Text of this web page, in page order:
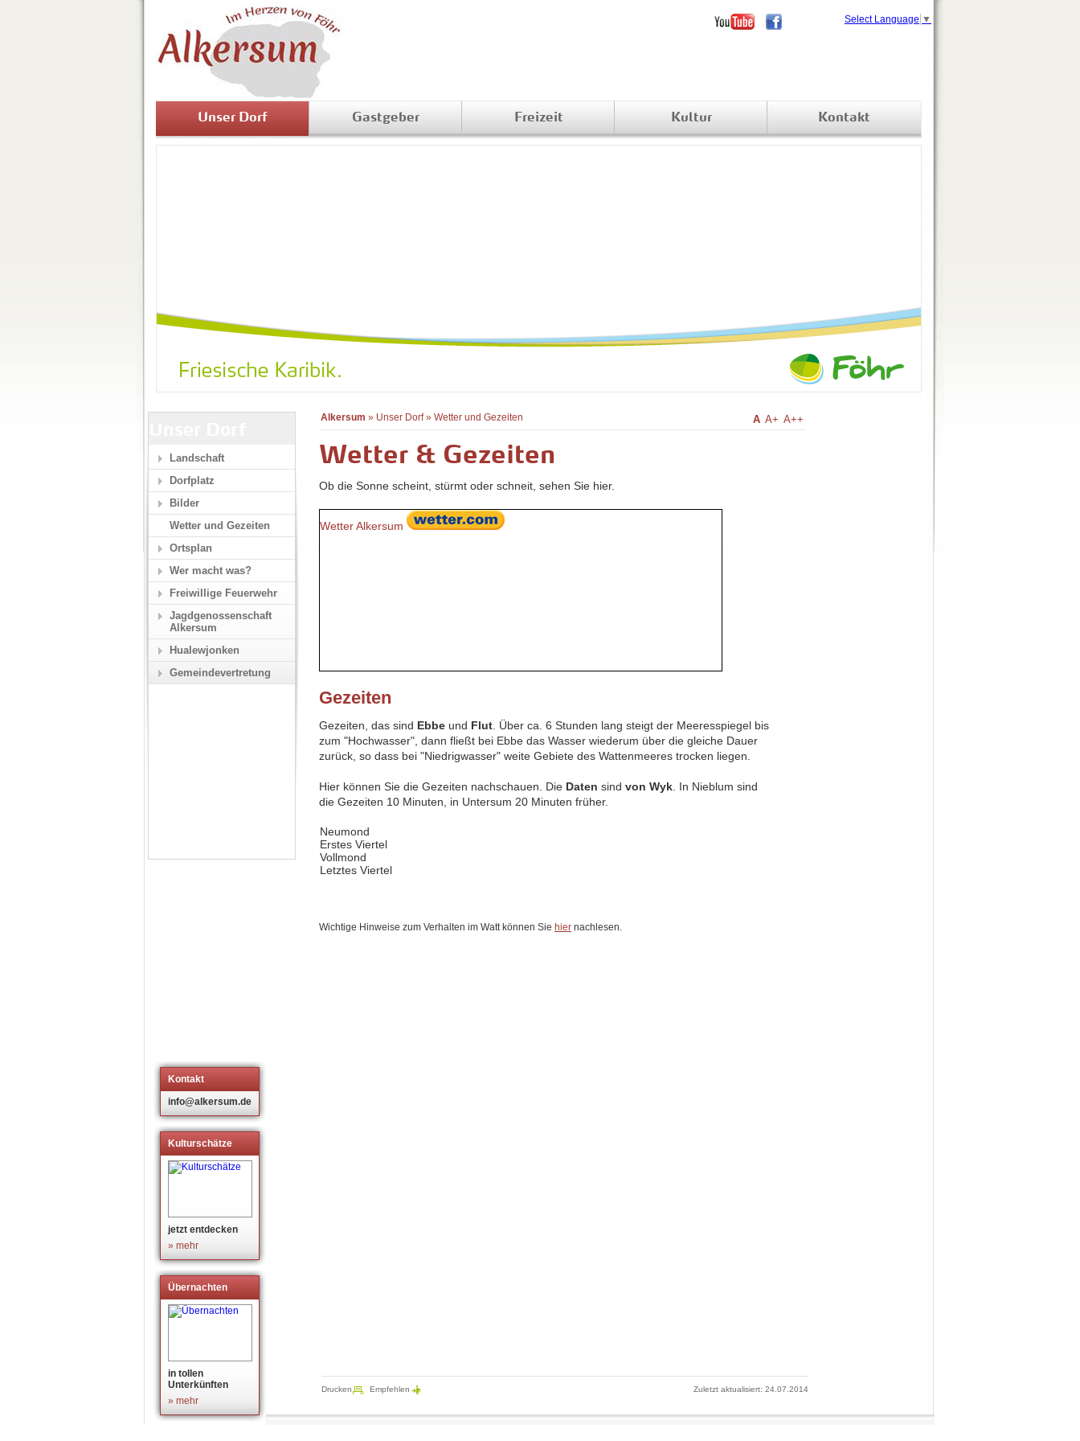
Unser Dorf Gastgeber Freizeit Kultur Kontakt
Alkersum » Unser Dorf» Wetter und Gezeiten A A+ A++
Wetter & Gezeiten
Ob die Sonne scheint, stürmt oder schneit, sehen Sie hier.
Wetter Alkersum
Gezeiten
Gezeiten, das sind Ebbe und Flut . Über ca. 6 Stunden lang steigt der Meeresspiegel bis
zum "Hochwasser", dann fließt bei Ebbe das Wasser wiederum über die gleiche Dauer
zurück, so dass bei "Niedrigwasser" weite Gebiete des Wattenmeeres trocken liegen.
Hier können Sie die Gezeiten nachschauen. Die Daten sind von Wyk . In Nieblum sind
die Gezeiten 10 Minuten, in Untersum 20 Minuten früher.
Neumond
Erstes Viertel
Vollmond
Letztes Viertel
Wichtige Hinweise zum Verhalten im Watt können Sie hier nachlesen.
Kontakt
info@alkersum.de
Kulturschätze
jetzt entdecken
» mehr
Übernachten
in tollen
Unterkünften
» mehr
Landschaft
Dorfplatz
Bilder
Wetter und Gezeiten
Ortsplan
Wer macht was?
Freiwillige Feuerwehr
Jagdgenossenschaft
Alkersum
Hualewjonken
Gemeindevertretung
Select Language ▼
Drucken Empfehlen Zuletzt aktualisiert: 24.07.2014